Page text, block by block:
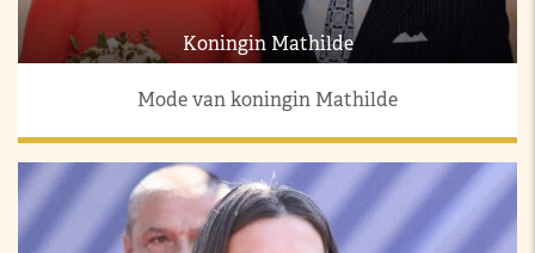
Koningin Mathilde
Mode van koningin Mathilde